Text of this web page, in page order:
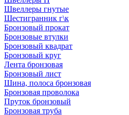
Швеллеры гнутые
Шестигранник г\к
Бронзовый прокат
Бронзовые втулки
Бронзовый квадрат
Бронзовый круг
Лента бронзовая
Бронзовый лист
Шина, полоса бронзовая
Бронзовая проволока
Пруток бронзовый
Бронзовая труба